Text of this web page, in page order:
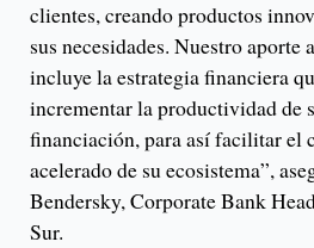
clientes, creando productos
sus necesidades. Nuestro
incluye la estrategia financiera
incrementar la productividad de
financiación, para así facilitar el
acelerado de su ecosistema”,
Bendersky, Corporate Bank
Sur.